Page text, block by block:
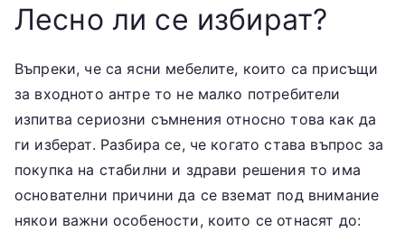
Лесно ли се избират?
Въпреки, че са ясни мебелите, които са присъщи
за входното антре то не малко потребители
изпитва сериозни съмнения относно това как да
ги изберат. Разбира се, че когато става въпрос за
покупка на стабилни и здрави решения то има
основателни причини да се вземат под внимание
някои важни особености, които се отнасят до: